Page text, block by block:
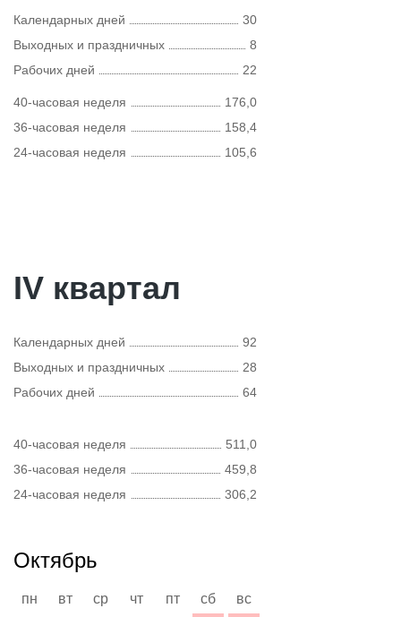
Календарных дней
30
Выходных и праздничных
8
Рабочих дней
22
40-часовая неделя
176,0
36-часовая неделя
158,4
24-часовая неделя
105,6
IV квартал
Календарных дней
92
Выходных и праздничных
28
Рабочих дней
64
40-часовая неделя
511,0
36-часовая неделя
459,8
24-часовая неделя
306,2
Октябрь
пн вт ср чт пт сб
вс